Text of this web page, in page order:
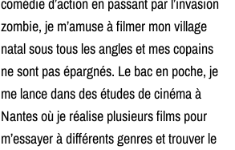
zombie, je m’amuse à filmer mon village
natal sous tous les angles et mes copains
ne sont pas épargnés. Le bac en poche, je
me lance dans des études de cinéma à
Nantes où je réalise plusieurs films pour
m’essayer à différents genres et trouver le